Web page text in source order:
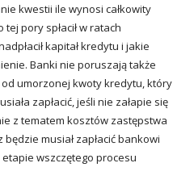
kwestii ile wynosi całkowity
pory spłacił w ratach
kapitał kredytu i jakie
Banki nie poruszają także
umorzonej kwoty kredytu, który
zapłacić, jeśli nie załapie się
z tematem kosztów zastępstwa
musiał zapłacić bankowi
wszczętego procesu